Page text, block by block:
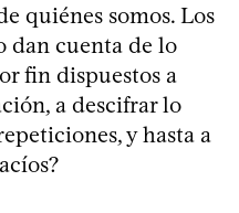
quiénes somos. Los
dan cuenta de lo
fin dispuestos a
a descifrar lo
y hasta a